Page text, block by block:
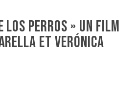
los perros » un film
et Verónica